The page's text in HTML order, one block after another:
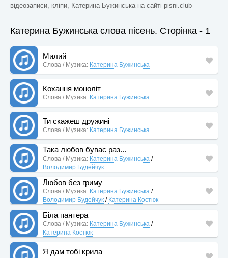
відеозаписи, кліпи, Катерина Бужинська на сайті pisni.club
Катерина Бужинська слова пісень. Сторінка - 1
Милий
Слова / Музика: Катерина Бужинська
Кохання моноліт
Слова / Музика: Катерина Бужинська
Ти скажеш дружині
Слова / Музика: Катерина Бужинська
Така любов буває раз...
Слова / Музика: Катерина Бужинська /
Володимир Будейчук
Любов без гриму
Слова / Музика: Катерина Бужинська /
Володимир Будейчук / Катерина Костюк
Біла пантера
Слова / Музика: Катерина Бужинська /
Катерина Костюк
Я дам тобі крила